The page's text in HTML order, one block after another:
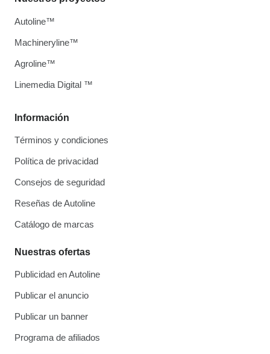
Información
Términos y condiciones
Política de privacidad
Consejos de seguridad
Reseñas de Autoline
Catálogo de marcas
Nuestras ofertas
Publicidad en Autoline
Publicar el anuncio
Publicar un banner
Programa de afiliados
Autoline™
Machineryline™
Agroline™
Linemedia Digital ™